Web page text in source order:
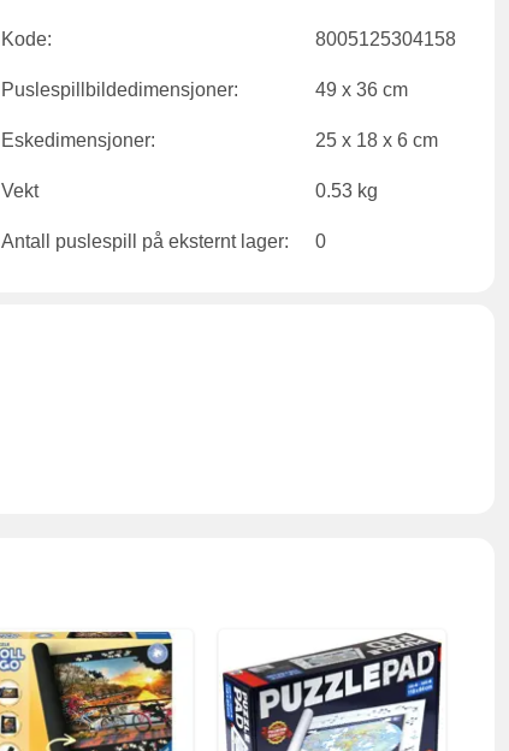
Kode: 8005125304158
Puslespillbildedimensjoner: 49 x 36 cm
Eskedimensjoner: 25 x 18 x 6 cm
Vekt 0.53 kg
Antall puslespill på eksternt lager: 0